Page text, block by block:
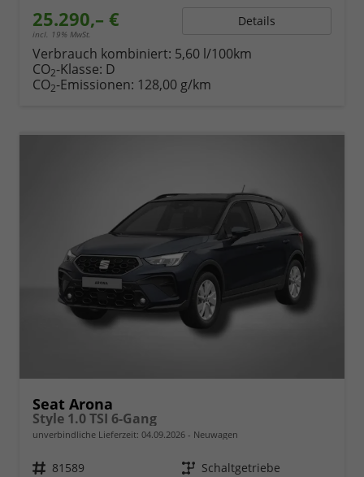
25.290,– €
incl. 19% MwSt.
Details
Verbrauch kombiniert: 5,60 l/100km
CO2-Klasse: D
CO2-Emissionen: 128,00 g/km
Seat Arona
Style 1.0 TSI 6-Gang
unverbindliche Lieferzeit: 04.09.2026 Neuwagen
Fahrzeugnr. 81589 Getriebe Schaltgetriebe